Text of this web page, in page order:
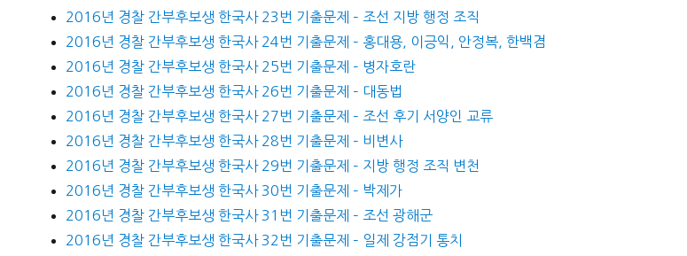
2016년 경찰 간부후보생 한국사 23번 기출문제 – 조선 지방 행정 조직
2016년 경찰 간부후보생 한국사 24번 기출문제 – 홍대용, 이긍익, 안정복, 한백겸
2016년 경찰 간부후보생 한국사 25번 기출문제 – 병자호란
2016년 경찰 간부후보생 한국사 26번 기출문제 – 대동법
2016년 경찰 간부후보생 한국사 27번 기출문제 – 조선 후기 서양인 교류
2016년 경찰 간부후보생 한국사 28번 기출문제 – 비변사
2016년 경찰 간부후보생 한국사 29번 기출문제 – 지방 행정 조직 변천
2016년 경찰 간부후보생 한국사 30번 기출문제 – 박제가
2016년 경찰 간부후보생 한국사 31번 기출문제 – 조선 광해군
2016년 경찰 간부후보생 한국사 32번 기출문제 – 일제 강점기 통치